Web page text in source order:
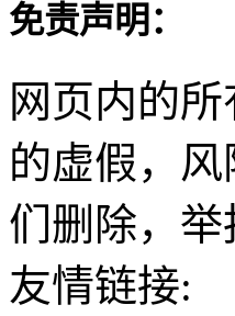
免责声明：
网页内的
的虚假，
们删除，
友情链接: